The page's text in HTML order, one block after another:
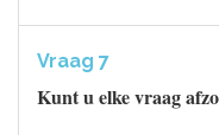
Vraag 7
Kunt u elke vraag